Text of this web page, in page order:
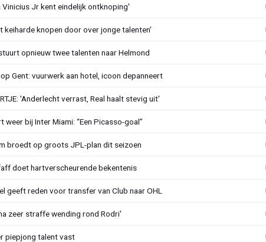
Jr kent eindelijk ontknoping'
keiharde knopen door over jonge talenten'
opnieuw twee talenten naar Helmond
Gent: vuurwerk aan hotel, icoon depanneert
'Anderlecht verrast, Real haalt stevig uit'
weer bij Inter Miami: “Een Picasso-goal”
broedt op groots JPL-plan dit seizoen
doet hartverscheurende bekentenis
geeft reden voor transfer van Club naar OHL
zeer straffe wending rond Rodri'
piepjong talent vast